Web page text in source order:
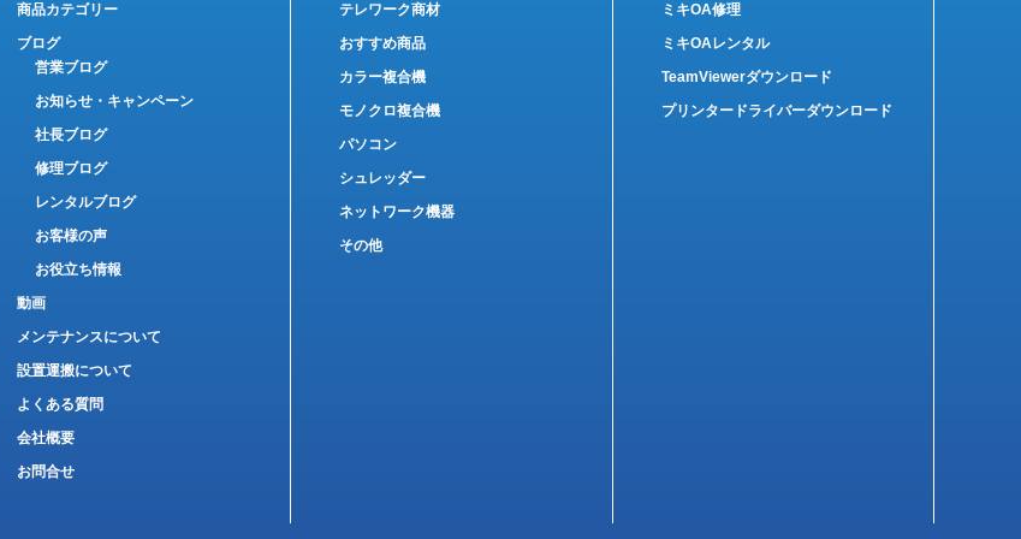
商品カテゴリー
ブログ
営業ブログ
お知らせ・キャンペーン
社長ブログ
修理ブログ
レンタルブログ
お客様の声
お役立ち情報
動画
メンテナンスについて
設置運搬について
よくある質問
会社概要
お問合せ
テレワーク商材
おすすめ商品
カラー複合機
モノクロ複合機
パソコン
シュレッダー
ネットワーク機器
その他
ミキOA修理
ミキOAレンタル
TeamViewerダウンロード
プリンタードライバーダウンロード